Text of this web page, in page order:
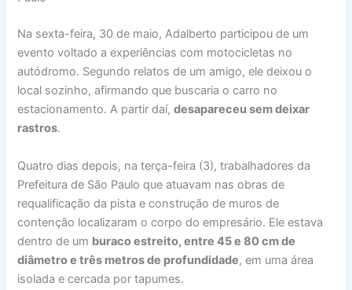
Na sexta-feira, 30 de maio, Adalberto participou de um
evento voltado a experiências com motocicletas no
autódromo. Segundo relatos de um amigo, ele deixou o
local sozinho, afirmando que buscaria o carro no
estacionamento. A partir daí,desapareceu sem deixar
rastros.
Quatro dias depois, na terça-feira (3), trabalhadores da
Prefeitura de São Paulo que atuavam nas obras de
requalificação da pista e construção de muros de
contenção localizaram o corpo do empresário. Ele estava
dentro de um buraco estreito, entre 45 e 80 cm de
diâmetro e três metros de profundidade, em uma área
isolada e cercada por tapumes.